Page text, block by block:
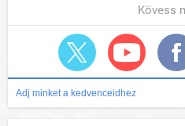
Kövess
Adj minket a kedvenceidhez